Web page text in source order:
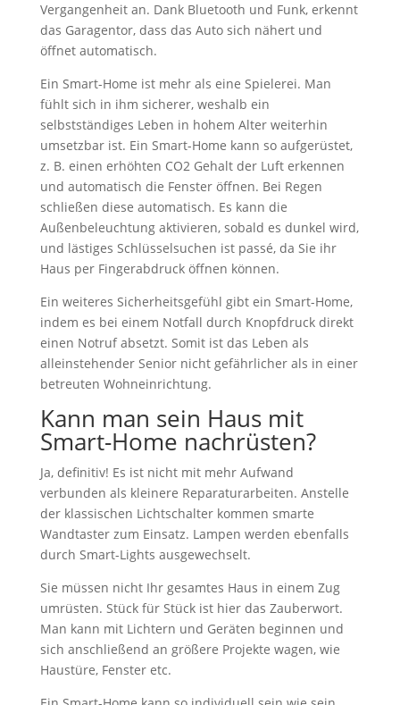
Vergangenheit an. Dank Bluetooth und Funk, erkennt
das Garagentor, dass das Auto sich nähert und
öffnet automatisch.
Ein Smart-Home ist mehr als eine Spielerei. Man
fühlt sich in ihm sicherer, weshalb ein
selbstständiges Leben in hohem Alter weiterhin
umsetzbar ist. Ein Smart-Home kann so aufgerüstet,
z. B. einen erhöhten CO2 Gehalt der Luft erkennen
und automatisch die Fenster öffnen. Bei Regen
schließen diese automatisch. Es kann die
Außenbeleuchtung aktivieren, sobald es dunkel wird,
und lästiges Schlüsselsuchen ist passé, da Sie ihr
Haus per Fingerabdruck öffnen können.
Ein weiteres Sicherheitsgefühl gibt ein Smart-Home,
indem es bei einem Notfall durch Knopfdruck direkt
einen Notruf absetzt. Somit ist das Leben als
alleinstehender Senior nicht gefährlicher als in einer
betreuten Wohneinrichtung.
Kann man sein Haus mit
Smart-Home nachrüsten?
Ja, definitiv! Es ist nicht mit mehr Aufwand
verbunden als kleinere Reparaturarbeiten. Anstelle
der klassischen Lichtschalter kommen smarte
Wandtaster zum Einsatz. Lampen werden ebenfalls
durch Smart-Lights ausgewechselt.
Sie müssen nicht Ihr gesamtes Haus in einem Zug
umrüsten. Stück für Stück ist hier das Zauberwort.
Man kann mit Lichtern und Geräten beginnen und
sich anschließend an größere Projekte wagen, wie
Haustüre, Fenster etc.